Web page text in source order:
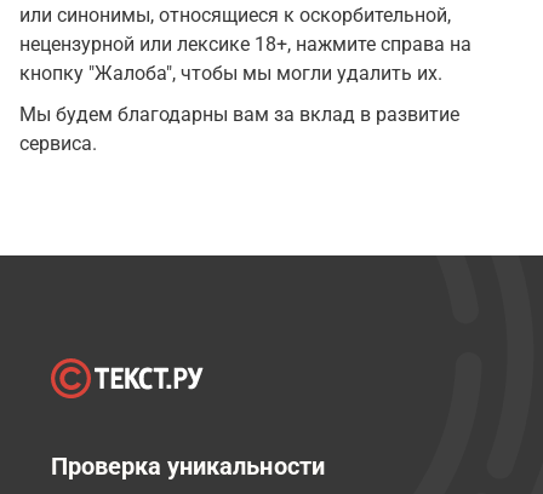
или синонимы, относящиеся к оскорбительной,
нецензурной или лексике 18+, нажмите справа на
кнопку "Жалоба", чтобы мы могли удалить их.
Мы будем благодарны вам за вклад в развитие
сервиса.
Проверка уникальности